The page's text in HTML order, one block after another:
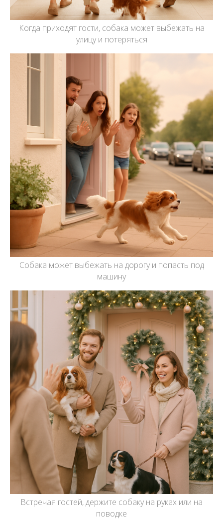
Когда приходят гости, собака может выбежать на
улицу и потеряться
Собака может выбежать на дорогу и попасть под
машину
Встречая гостей, держите собаку на руках или на
поводке